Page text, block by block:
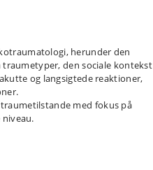
herunder den
den sociale kontekst
og langsigtede reaktioner,
med fokus på